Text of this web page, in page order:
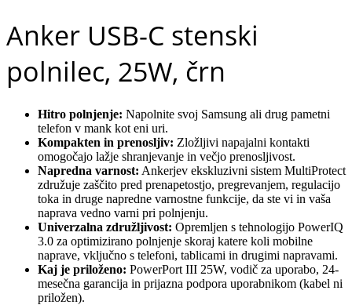
Anker USB-C stenski
polnilec, 25W, črn
Hitro polnjenje: Napolnite svoj Samsung ali drug pametni
telefon v mank kot eni uri.
Kompakten in prenosljiv: Zložljivi napajalni kontakti
omogočajo lažje shranjevanje in večjo prenosljivost.
Napredna varnost: Ankerjev ekskluzivni sistem MultiProtect
združuje zaščito pred prenapetostjo, pregrevanjem, regulacijo
toka in druge napredne varnostne funkcije, da ste vi in vaša
naprava vedno varni pri polnjenju.
Univerzalna združljivost: Opremljen s tehnologijo PowerIQ
3.0 za optimizirano polnjenje skoraj katere koli mobilne
naprave, vključno s telefoni, tablicami in drugimi napravami.
Kaj je priloženo: PowerPort III 25W, vodič za uporabo, 24-
mesečna garancija in prijazna podpora uporabnikom (kabel ni
priložen).